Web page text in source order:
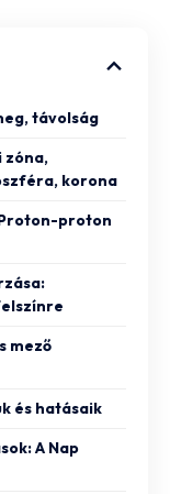
távolság
zóna,
korona
proton
mező
és hatásaik
A Nap